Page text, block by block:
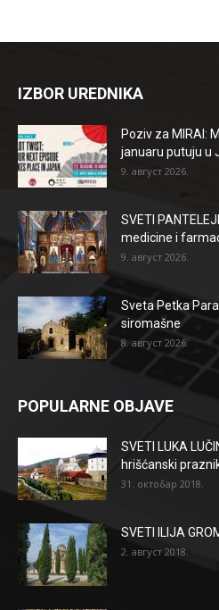
IZBOR UREDNIKA
Poziv za MIRAI:
januaru putuju u
9. август 2026.
SVETI
medicine i
9. август 2026.
Sveta Petka
siromašne
8. август 2026.
POPULARNE OBJAVE
SVETI LUKA
hrišćanski
31. октобар 2018.
SVETI ILIJA
2. август 2018.